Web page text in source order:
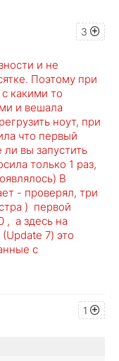
3
и не
Поэтому при
какими то
и вешала
ноут, при
что первый
ли вы запустить
только 1 раз,
В
- проверял, три
) первой
, а здесь на
7) это
с
1